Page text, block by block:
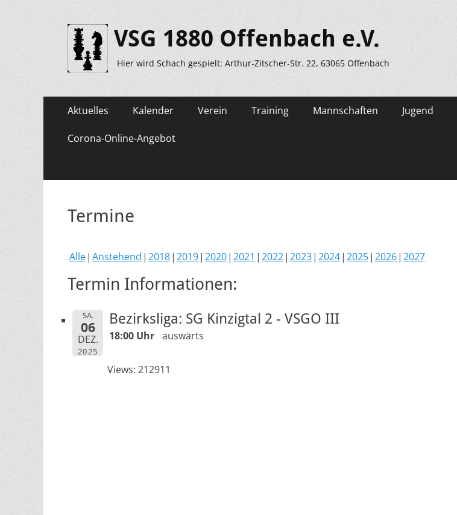
VSG 1880 Offenbach e.V.
Hier wird Schach gespielt: Arthur-Zitscher-Str. 22, 63065 Offenbach
Primäres
Zum
Inhalt
springen
Aktuelles Kalender Verein Training Mannschaften Jugend
Corona-Online-Angebot
Termine
Alle Anstehend 2018 2019 2020 2021 2022 2023 2024 2025 2026 2027
Termin Informationen:
SA.
06
DEZ.
2025
Bezirksliga: SG Kinzigtal 2 - VSGO III
18:00 Uhr auswärts
Views: 212911